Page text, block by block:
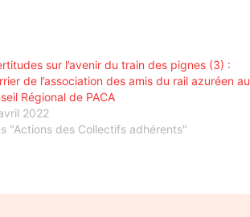
sur l’avenir du train des pignes (3) :
de l’association des amis du rail azuréen au
Régional de PACA
2022
"Actions des Collectifs adhérents"